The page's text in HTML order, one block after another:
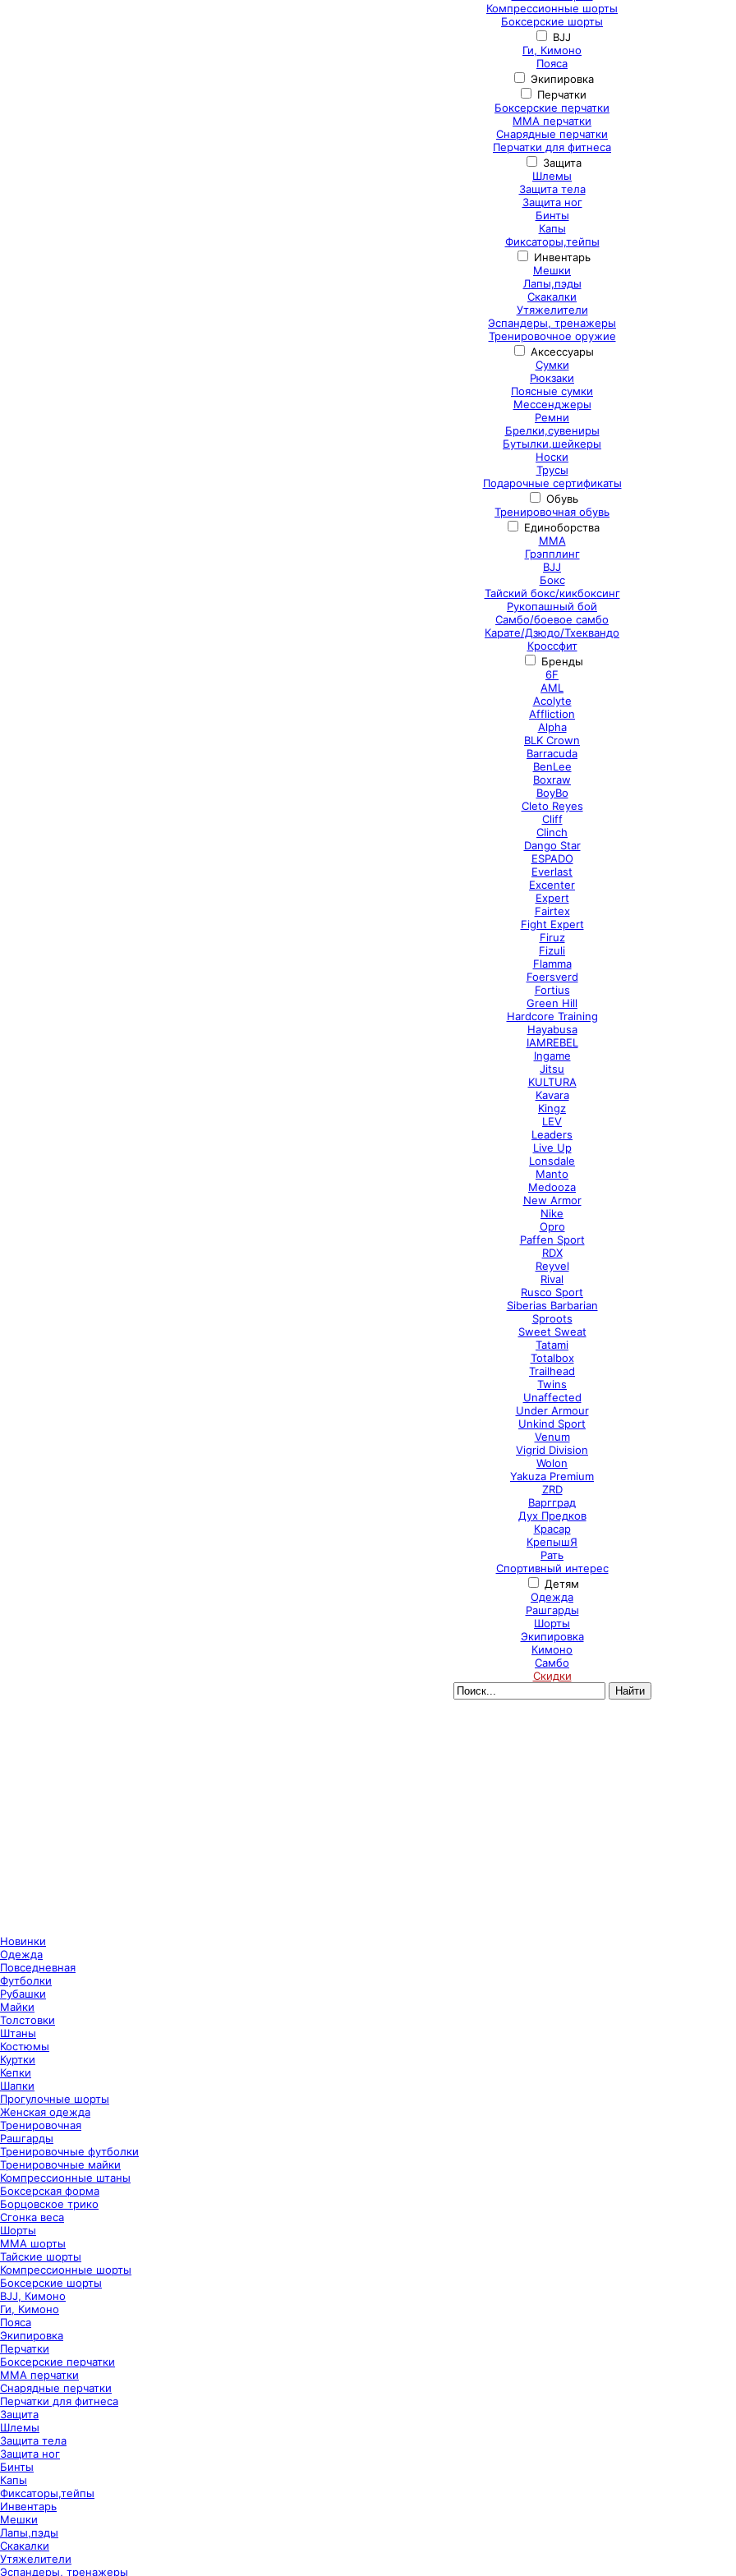
Компрессионные шорты
Боксерские шорты
BJJ
Ги, Кимоно
Пояса
Экипировка
Перчатки
Боксерские перчатки
ММА перчатки
Снарядные перчатки
Перчатки для фитнеса
Защита
Шлемы
Защита тела
Защита ног
Бинты
Капы
Фиксаторы,тейпы
Инвентарь
Мешки
Лапы,пэды
Скакалки
Утяжелители
Эспандеры, тренажеры
Тренировочное оружие
Аксессуары
Сумки
Рюкзаки
Поясные сумки
Мессенджеры
Ремни
Брелки,сувениры
Бутылки,шейкеры
Носки
Трусы
Подарочные сертификаты
Обувь
Тренировочная обувь
Единоборства
ММА
Грэпплинг
BJJ
Бокс
Тайский бокс/кикбоксинг
Рукопашный бой
Самбо/боевое самбо
Карате/Дзюдо/Тхеквандо
Кроссфит
Бренды
6F
AML
Acolyte
Affliction
Alpha
BLK Crown
Barracuda
BenLee
Boxraw
BoyBo
Cleto Reyes
Cliff
Clinch
Dango Star
ESPADO
Everlast
Excenter
Expert
Fairtex
Fight Expert
Firuz
Fizuli
Flamma
Foersverd
Fortius
Green Hill
Hardcore Training
Hayabusa
IAMREBEL
Ingame
Jitsu
KULTURA
Kavara
Kingz
LEV
Leaders
Live Up
Lonsdale
Manto
Medooza
New Armor
Nike
Opro
Paffen Sport
RDX
Reyvel
Rival
Rusco Sport
Siberias Barbarian
Sproots
Sweet Sweat
Tatami
Totalbox
Trailhead
Twins
Unaffected
Under Armour
Unkind Sport
Venum
Vigrid Division
Wolon
Yakuza Premium
ZRD
Варгград
Дух Предков
Красар
КрепышЯ
Рать
Спортивный интерес
Детям
Одежда
Рашгарды
Шорты
Экипировка
Кимоно
Самбо
Скидки
Новинки
Одежда
Повседневная
Футболки
Рубашки
Майки
Толстовки
Штаны
Костюмы
Куртки
Кепки
Шапки
Прогулочные шорты
Женская одежда
Тренировочная
Рашгарды
Тренировочные футболки
Тренировочные майки
Компрессионные штаны
Боксерская форма
Борцовское трико
Сгонка веса
Шорты
ММА шорты
Тайские шорты
Компрессионные шорты
Боксерские шорты
BJJ, Кимоно
Ги, Кимоно
Пояса
Экипировка
Перчатки
Боксерские перчатки
ММА перчатки
Снарядные перчатки
Перчатки для фитнеса
Защита
Шлемы
Защита тела
Защита ног
Бинты
Капы
Фиксаторы,тейпы
Инвентарь
Мешки
Лапы,пэды
Скакалки
Утяжелители
Эспандеры, тренажеры